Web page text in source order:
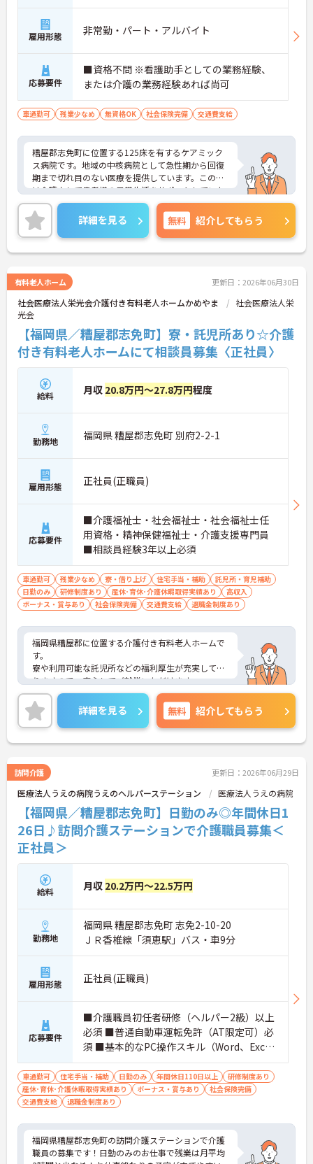
雇用形態 非常勤・パート・アルバイト
応募要件
■資格不問 ※看護助手としての業務経験、
または介護の業務経験あれば尚可
車通勤可 残業少なめ 無資格OK 社会保険完備 交通費支給
糟屋郡志免町に位置する125床を有するケアミック
ス病院です。地域の中核病院として急性期から回復
期まで切れ目のない医療を提供しています。この度
は介護士して患者様の日常生活をサポートしていた
だきます。ご興味のある方には、面接対策ポイント
など、さらに詳細をお話しいたしますのでお気軽に
ご相談ください！
詳細を見る 無料 紹介してもらう
有料老人ホーム 更新日：2026年06月30日
社会医療法人栄光会介護付き有料老人ホームかめやま
社会医療法人栄
光会
【福岡県／糟屋郡志免町】寮・託児所あり☆介護
付き有料老人ホームにて相談員募集〈正社員〉
給料 月収 20.8万円～27.8万円程度
勤務地 福岡県 糟屋郡志免町 別府2-2-1
雇用形態 正社員(正職員)
応募要件
■介護福祉士・社会福祉士・社会福祉士任
用資格・精神保健福祉士・介護支援専門員
■相談員経験3年以上必須
車通勤可 残業少なめ 寮・借り上げ 住宅手当・補助
託児所・育児補助
日勤のみ
研修制度あり 産休･育休･介護休暇取得実績あり
高収入
ボーナス・賞与あり
社会保険完備 交通費支給 退職金制度あり
福岡県糟屋郡に位置する介護付き有料老人ホームで
す。
寮や利用可能な託児所などの福利厚生が充実してお
りますので、安心してご就業いただけます。
昇給や賞与制度があり頑張りが評価されてしっかり
と職員に還元されます。
ご興味のある方には、面接対策ポイントなど、さら
に詳細をお話しいたしますのでお気軽にご相談くだ
さい！
詳細を見る 無料 紹介してもらう
訪問介護 更新日：2026年06月29日
医療法人うえの病院うえのヘルパーステーション 医療法人うえの病院
【福岡県／糟屋郡志免町】日勤のみ◎年間休日1
26日♪訪問介護ステーションで介護職員募集＜
正社員＞
給料 月収 20.2万円～22.5万円
勤務地
福岡県 糟屋郡志免町 志免2-10-20
ＪＲ香椎線「須恵駅」バス・車9分
雇用形態 正社員(正職員)
応募要件
■介護職員初任者研修（ヘルパー2級）以上
必須 ■普通自動車運転免許（AT限定可）必
須 ■基本的なPC操作スキル（Word、Exce
l）あれば尚可
車通勤可 住宅手当・補助 日勤のみ 年間休日110日以上
研修制度あり
産休･育休･介護休暇取得実績あり
ボーナス・賞与あり
社会保険完備
交通費支給
退職金制度あり
福岡県糟屋郡志免町の訪問介護ステーションで介護
職員の募集です！日勤のみのお仕事で残業は月平均